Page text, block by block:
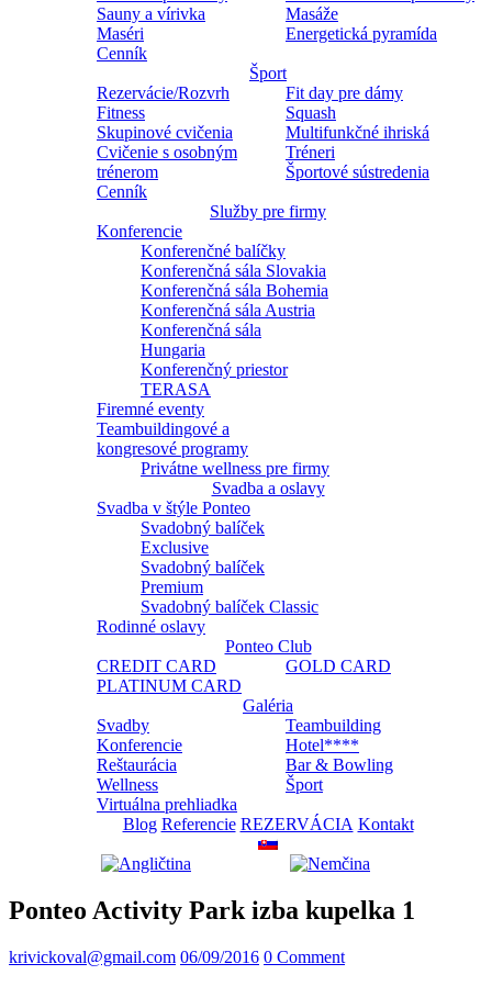
Sauny a vírivka
Masáže
Maséri
Energetická pyramída
Cenník
Šport
Rezervácie/Rozvrh
Fit day pre dámy
Fitness
Squash
Skupinové cvičenia
Multifunkčné ihriská
Cvičenie s osobným
trénerom
Tréneri
Športové sústredenia
Cenník
Služby pre firmy
Konferencie
Konferenčné balíčky
Konferenčná sála Slovakia
Konferenčná sála Bohemia
Konferenčná sála Austria
Konferenčná sála
Hungaria
Konferenčný priestor
TERASA
Firemné eventy
Teambuildingové a
kongresové programy
Privátne wellness pre firmy
Svadba a oslavy
Svadba v štýle Ponteo
Svadobný balíček
Exclusive
Svadobný balíček
Premium
Svadobný balíček Classic
Rodinné oslavy
Ponteo Club
CREDIT CARD
GOLD CARD
PLATINUM CARD
Galéria
Svadby
Teambuilding
Konferencie
Hotel****
Reštaurácia
Bar & Bowling
Wellness
Šport
Virtuálna prehliadka
Blog Referencie REZERVÁCIA Kontakt
Ponteo Activity Park izba kupelka 1
krivickoval@gmail.com 06/09/2016 0 Comment